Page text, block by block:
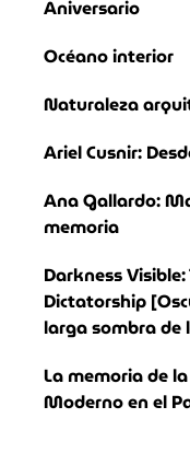
Aniversario
Océano interior
Naturaleza
Ariel Cusnir:
Ana Gallardo:
memoria
Darkness
Dictatorship
larga sombra de
La memoria de
Moderno en el